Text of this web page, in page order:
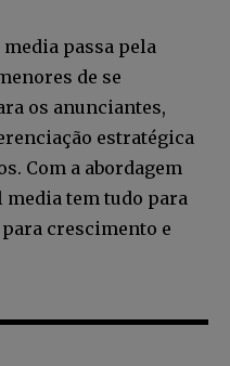
passa pela
de se
os anunciantes,
estratégica
Com a abordagem
tem tudo para
crescimento e